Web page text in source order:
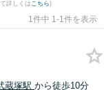
詳しくは こちら)
1件中 1-1件を表示
蔵塚駅 から徒歩10分